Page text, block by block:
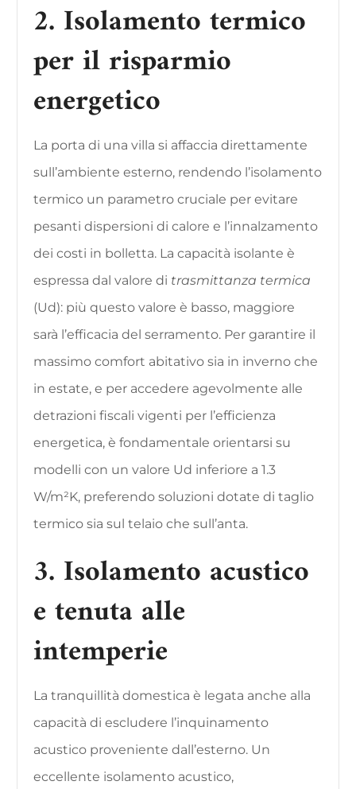
2. Isolamento termico
per il risparmio
energetico
La porta di una villa si affaccia direttamente
sull’ambiente esterno, rendendo l’isolamento
termico un parametro cruciale per evitare
pesanti dispersioni di calore e l’innalzamento
dei costi in bolletta. La capacità isolante è
espressa dal valore di trasmittanza termica
(Ud): più questo valore è basso, maggiore
sarà l’efficacia del serramento. Per garantire il
massimo comfort abitativo sia in inverno che
in estate, e per accedere agevolmente alle
detrazioni fiscali vigenti per l’efficienza
energetica, è fondamentale orientarsi su
modelli con un valore Ud inferiore a 1.3
W/m²K, preferendo soluzioni dotate di taglio
termico sia sul telaio che sull’anta.
3. Isolamento acustico
e tenuta alle
intemperie
La tranquillità domestica è legata anche alla
capacità di escludere l’inquinamento
acustico proveniente dall’esterno. Un
eccellente isolamento acustico,